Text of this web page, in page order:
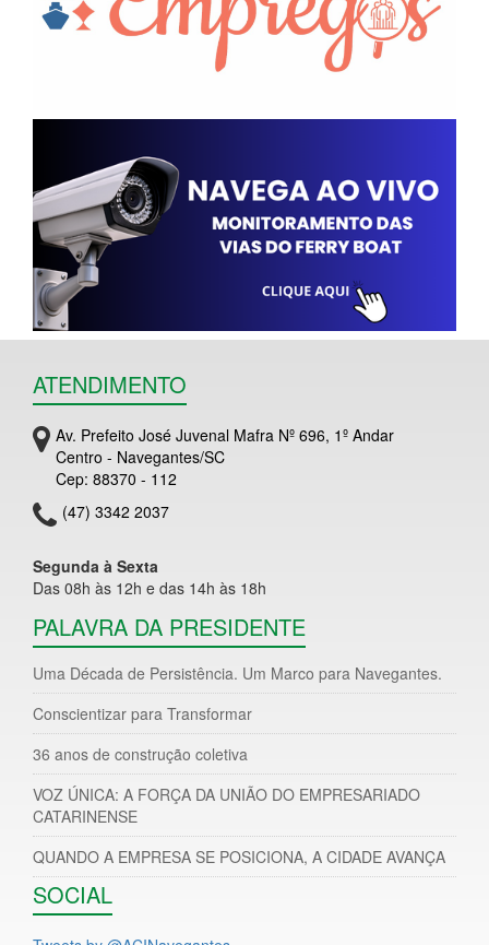
ATENDIMENTO
Av. Prefeito José Juvenal Mafra Nº 696, 1º Andar
Centro - Navegantes/SC
Cep: 88370 - 112
(47) 3342 2037
Segunda à Sexta
Das 08h às 12h e das 14h às 18h
PALAVRA DA PRESIDENTE
Uma Década de Persistência. Um Marco para Navegantes.
Conscientizar para Transformar
36 anos de construção coletiva
VOZ ÚNICA: A FORÇA DA UNIÃO DO EMPRESARIADO
CATARINENSE
QUANDO A EMPRESA SE POSICIONA, A CIDADE AVANÇA
SOCIAL